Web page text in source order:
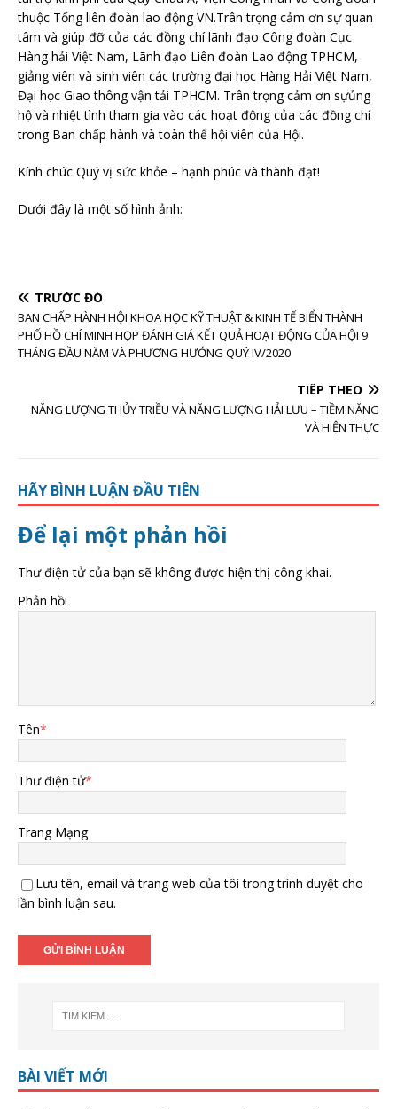
thuộc Tổng liên đoàn lao động VN.Trân trọng cảm ơn sự quan
tâm và giúp đỡ của các đồng chí lãnh đạo Công đoàn Cục
Hàng hải Việt Nam, Lãnh đạo Liên đoàn Lao động TPHCM,
giảng viên và sinh viên các trường đại học Hàng Hải Việt Nam,
Đại học Giao thông vận tải TPHCM. Trân trọng cảm ơn sựủng
hộ và nhiệt tình tham gia vào các hoạt động của các đồng chí
trong Ban chấp hành và toàn thể hội viên của Hội.
Kính chúc Quý vị sức khỏe – hạnh phúc và thành đạt!
Dưới đây là một số hình ảnh:
TRƯỚC ĐÓ
BAN CHẤP HÀNH HỘI KHOA HỌC KỸ THUẬT & KINH TẾ BIỂN THÀNH
PHỐ HỒ CHÍ MINH HỌP ĐÁNH GIÁ KẾT QUẢ HOẠT ĐỘNG CỦA HỘI 9
THÁNG ĐẦU NĂM VÀ PHƯƠNG HƯỚNG QUÝ IV/2020
TIẾP THEO
NĂNG LƯỢNG THỦY TRIỀU VÀ NĂNG LƯỢNG HẢI LƯU – TIỀM NĂNG
VÀ HIỆN THỰC
HÃY BÌNH LUẬN ĐẦU TIÊN
Để lại một phản hồi
Thư điện tử của bạn sẽ không được hiện thị công khai.
Phản hồi
Tên*
Thư điện tử*
Trang Mạng
Lưu tên, email và trang web của tôi trong trình duyệt cho
lần bình luận sau.
BÀI VIẾT MỚI